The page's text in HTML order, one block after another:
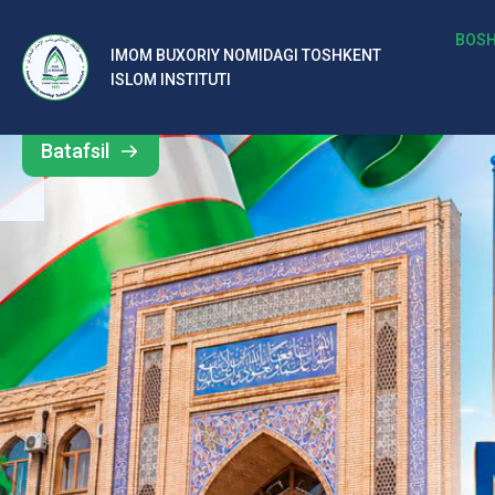
IMOM BUXORIY NOMIDAGI TOSHKENT
ISLOM INSTITUTI
b
al
ar
o‘
rt
a
si
d
Barcha
yangiliklar
Batafsil